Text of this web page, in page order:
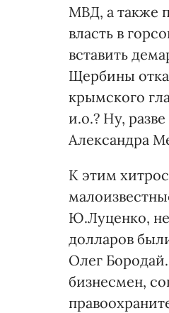
МВД, а также
власть в
вставить
Щербины
крымского
и.о.? Ну,
Александра
К этим
Ю.Луценко,
долларов
Олег
бизнесмен,